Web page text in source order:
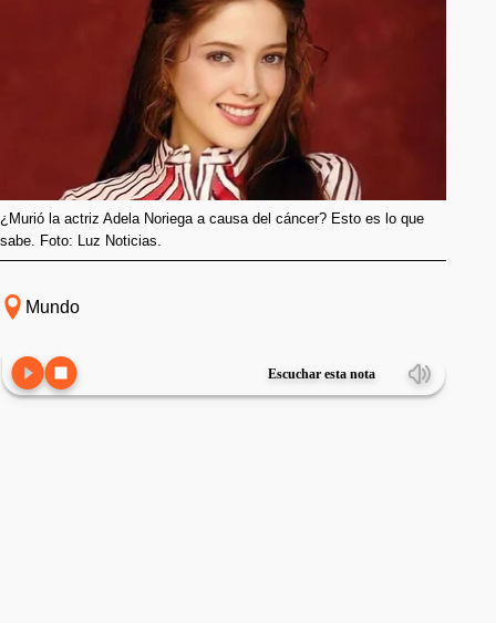
¿Murió la actriz Adela Noriega a causa del cáncer? Esto es lo que
sabe. Foto: Luz Noticias.
Mundo
Escuchar esta nota